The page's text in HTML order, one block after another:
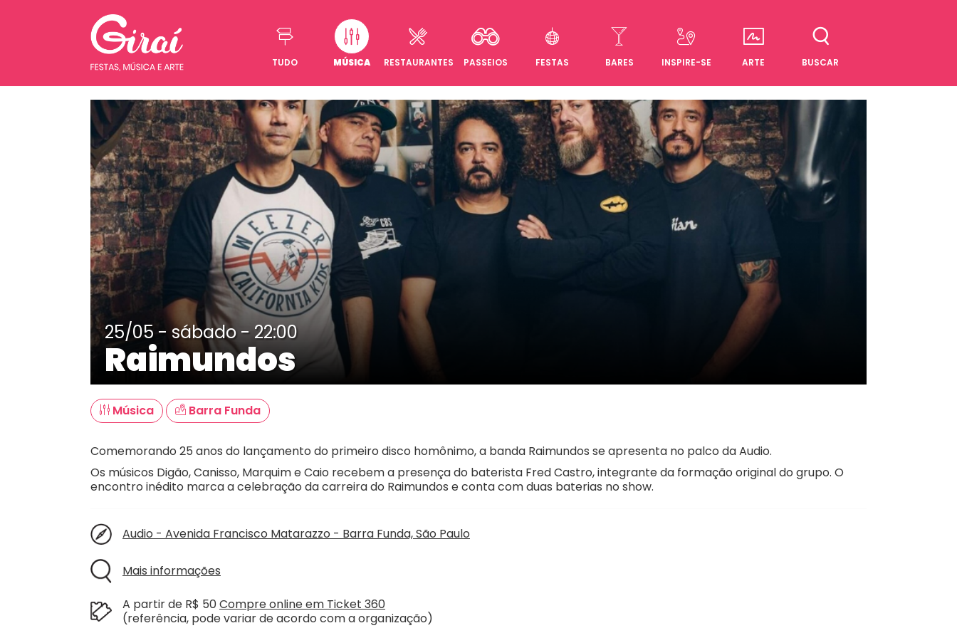
Pular para o conteúdo
TUDO MÚSICA RESTAURANTES PASSEIOS FESTAS BARES INSPIRE-SE ARTE BUSCAR
25/05 - sábado - 22:00
Raimundos
Música Barra Funda
Comemorando 25 anos do lançamento do primeiro disco homônimo, a banda Raimundos se apresenta no palco da Audio.
Os músicos Digão, Canisso, Marquim e Caio recebem a presença do baterista Fred Castro, integrante da formação original do grupo. O
encontro inédito marca a celebração da carreira do Raimundos e conta com duas baterias no show.
Audio - Avenida Francisco Matarazzo - Barra Funda, São Paulo
Mais informações
A partir de R$ 50Compre online em Ticket 360
(referência, pode variar de acordo com a organização)